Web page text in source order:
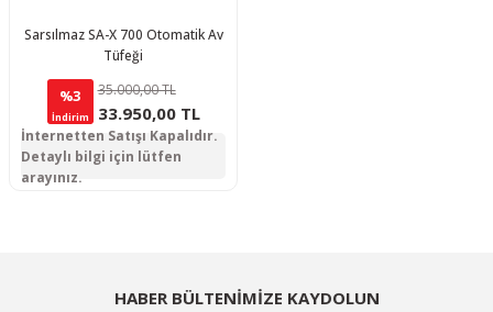
Sarsılmaz SA-X 700 Otomatik Av
Tüfeği
%3
İndirim
35.000,00 TL
33.950,00 TL
İnternetten Satışı Kapalıdır.
Detaylı bilgi için lütfen
arayınız.
HABER BÜLTENİMİZE KAYDOLUN